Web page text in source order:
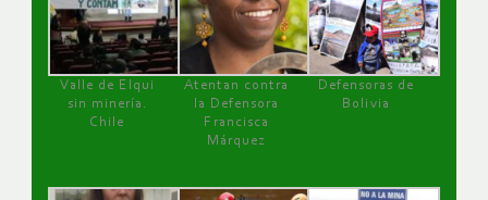
Valle de Elqui
sin minería.
Chile
Atentan contra
la Defensora
Francisca
Márquez
Defensoras de
Bolivia